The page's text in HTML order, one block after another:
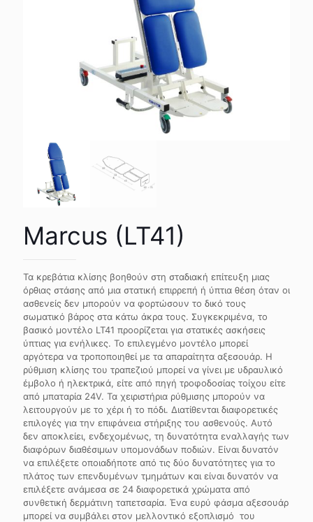
Marcus (LT41)
Τα κρεβάτια κλίσης βοηθούν στη σταδιακή επίτευξη μιας
όρθιας στάσης από μια στατική επιρρεπή ή ύπτια θέση όταν οι
ασθενείς δεν μπορούν να φορτώσουν το δικό τους
σωματικό βάρος στα κάτω άκρα τους. Συγκεκριμένα, το
βασικό μοντέλο LT41 προορίζεται για στατικές ασκήσεις
ύπτιας για ενήλικες. Το επιλεγμένο μοντέλο μπορεί
αργότερα να τροποποιηθεί με τα απαραίτητα αξεσουάρ. Η
ρύθμιση κλίσης του τραπεζιού μπορεί να γίνει με υδραυλικό
έμβολο ή ηλεκτρικά, είτε από πηγή τροφοδοσίας τοίχου είτε
από μπαταρία 24V. Τα χειριστήρια ρύθμισης μπορούν να
λειτουργούν με το χέρι ή το πόδι. Διατίθενται διαφορετικές
επιλογές για την επιφάνεια στήριξης του ασθενούς. Αυτό
δεν αποκλείει, ενδεχομένως, τη δυνατότητα εναλλαγής των
διαφόρων διαθέσιμων υπομονάδων ποδιών. Είναι δυνατόν
να επιλέξετε οποιαδήποτε από τις δύο δυνατότητες για το
πλάτος των επενδυμένων τμημάτων και είναι δυνατόν να
επιλέξετε ανάμεσα σε 24 διαφορετικά χρώματα από
συνθετική δερμάτινη ταπετσαρία. Ένα ευρύ φάσμα αξεσουάρ
μπορεί να συμβάλει στον μελλοντικό εξοπλισμό του